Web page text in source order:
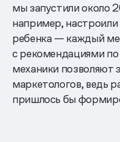
мы запустили около
например, настроили
ребенка — каждый
с рекомендациями по
механики позволяют
маркетологов, ведь
пришлось бы